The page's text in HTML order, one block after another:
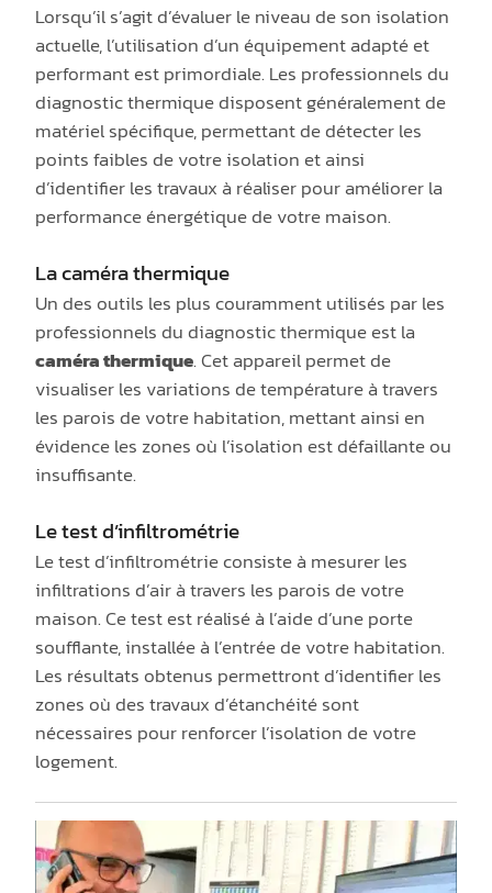
Lorsqu’il s’agit d’évaluer le niveau de son isolation
actuelle, l’utilisation d’un équipement adapté et
performant est primordiale. Les professionnels du
diagnostic thermique disposent généralement de
matériel spécifique, permettant de détecter les
points faibles de votre isolation et ainsi
d’identifier les travaux à réaliser pour améliorer la
performance énergétique de votre maison.
La caméra thermique
Un des outils les plus couramment utilisés par les
professionnels du diagnostic thermique est la
caméra thermique. Cet appareil permet de
visualiser les variations de température à travers
les parois de votre habitation, mettant ainsi en
évidence les zones où l’isolation est défaillante ou
insuffisante.
Le test d’infiltrométrie
Le test d’infiltrométrie consiste à mesurer les
infiltrations d’air à travers les parois de votre
maison. Ce test est réalisé à l’aide d’une porte
soufflante, installée à l’entrée de votre habitation.
Les résultats obtenus permettront d’identifier les
zones où des travaux d’étanchéité sont
nécessaires pour renforcer l’isolation de votre
logement.